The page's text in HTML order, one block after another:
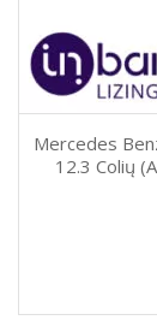
Mercedes
12.3 Colių